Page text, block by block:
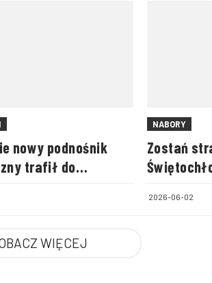
nowy podnośnik
trafił do
NABORY
Zostań
2026-06-02
WIĘCEJ